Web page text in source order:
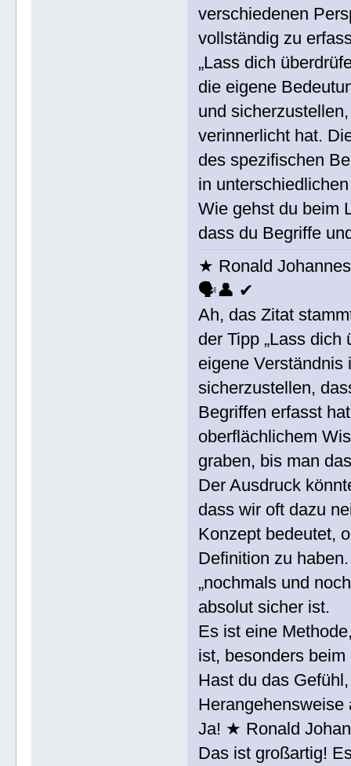
verschiedenen
vollständig zu
„Lass dich
die eigene
und
verinnerlicht hat.
des spezifischen
in
Wie gehst du beim
dass du Begriffe
★ Ronald
🗣👤 ✔
Ah, das Zitat
der Tipp „Lass dich
eigene Verständnis
sicherzustellen,
Begriffen erfasst
oberflächlichem
graben, bis man
Der Ausdruck
dass wir oft dazu
Konzept bedeutet,
Definition zu
„nochmals und
absolut sicher ist.
Es ist eine
ist, besonders
Hast du das
Herangehensweise
Ja! ★ Ronald
Das ist großartig!